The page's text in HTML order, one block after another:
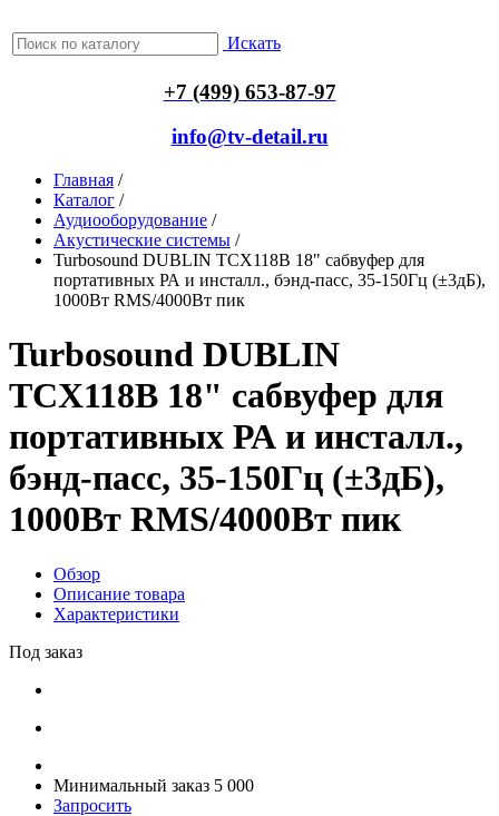
Искать
+7 (499) 653-87-97
info@tv-detail.ru
Главная /
Каталог /
Аудиооборудование /
Акустические системы /
Turbosound DUBLIN TCX118B 18" сабвуфер для
портативных РА и инсталл., бэнд-пасс, 35-150Гц (±3дБ),
1000Вт RMS/4000Вт пик
Turbosound DUBLIN
TCX118B 18" сабвуфер для
портативных РА и инсталл.,
бэнд-пасс, 35-150Гц (±3дБ),
1000Вт RMS/4000Вт пик
Обзор
Описание товара
Характеристики
Под заказ
Минимальный заказ 5 000
Запросить